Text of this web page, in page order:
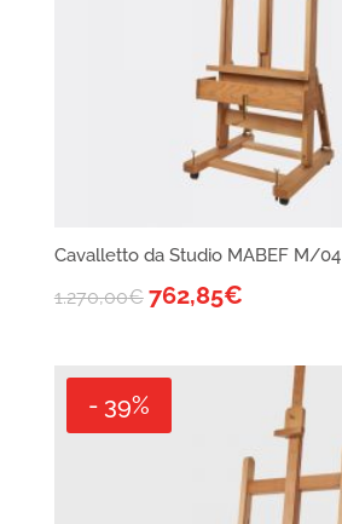
Cavalletto da Studio MABEF M/04
1.270,00€ 762,85€
- 39%